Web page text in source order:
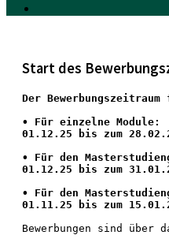
Start des
Der Bewerbungszeitraum
• Für einzelne Module:
01.12.25 bis zum
• Für den
01.12.25 bis zum
• Für den
01.11.25 bis zum
Bewerbungen sind über